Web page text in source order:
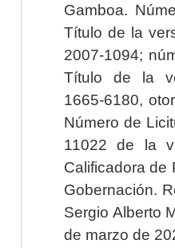
Gamboa.
Título de la
2007-1094;
Título de la
1665-6180,
Número de
11022 de la
Calificadora de
Gobernación.
Sergio Alberto
de marzo de